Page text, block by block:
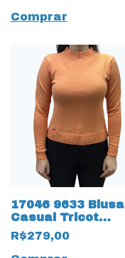
Comprar
17046 9633 Blusa
Casual Tricot
Pêssego
R$279,00